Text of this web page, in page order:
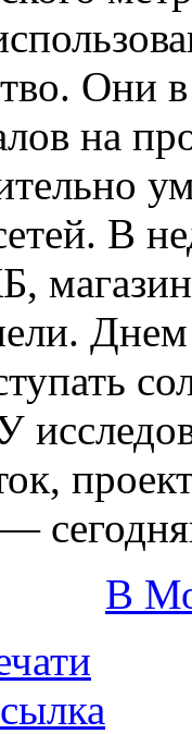
Они
на
В
Днем
У
—
В